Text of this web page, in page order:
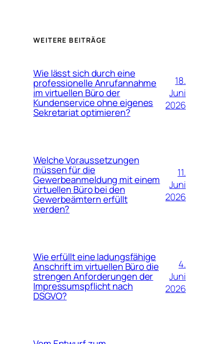
WEITERE BEITRÄGE
Wie lässt sich durch eine
professionelle Anrufannahme
im virtuellen Büro der
Kundenservice ohne eigenes
Sekretariat optimieren?
18.
Juni
2026
Welche Voraussetzungen
müssen für die
Gewerbeanmeldung mit einem
virtuellen Büro bei den
Gewerbeämtern erfüllt
werden?
11.
Juni
2026
Wie erfüllt eine ladungsfähige
Anschrift im virtuellen Büro die
strengen Anforderungen der
Impressumspflicht nach
DSGVO?
4.
Juni
2026